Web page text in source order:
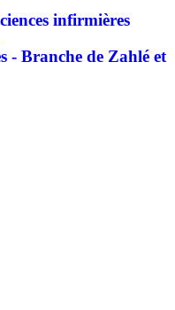
infirmières
- Branche de Zahlé et